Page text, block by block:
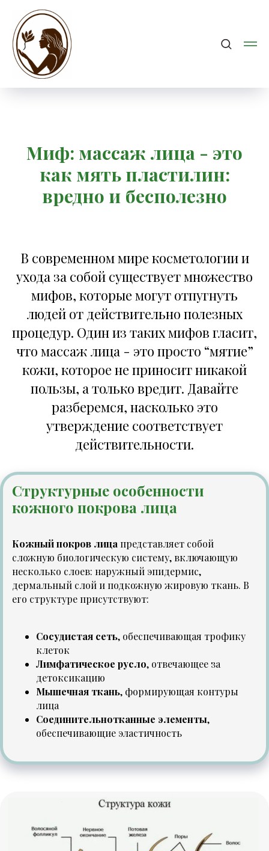
Миф: массаж лица - это
как мять пластилин:
вредно и бесполезно
В современном мире косметологии и
ухода за собой существует множество
мифов, которые могут отпугнуть
людей от действительно полезных
процедур. Один из таких мифов гласит,
что массаж лица - это просто “мятие”
кожи, которое не приносит никакой
пользы, а только вредит. Давайте
разберемся, насколько это
утверждение соответствует
действительности.
Структурные особенности
кожного покрова лица
Кожный покров лица представляет собой
сложную биологическую систему, включающую
несколько слоев: наружный эпидермис,
дермальный слой и подкожную жировую ткань. В
его структуре присутствуют:
Сосудистая сеть, обеспечивающая трофику
клеток
Лимфатическое русло, отвечающее за
детоксикацию
Мышечная ткань, формирующая контуры
лица
Соединительнотканные элементы,
обеспечивающие эластичность